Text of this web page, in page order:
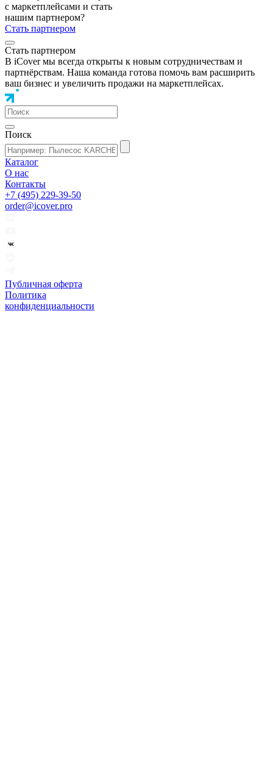
с маркетплейсами и стать
нашим партнером?
Стать партнером
Стать партнером
В iCover мы всегда открыты к новым сотрудничествам и
партнёрствам. Наша команда готова помочь вам расширить
ваш бизнес и увеличить продажи на маркетплейсах.
Поиск
Каталог
О нас
Контакты
+7 (495) 229-39-50
order@icover.pro
Публичная оферта
Политика
конфиденциальности